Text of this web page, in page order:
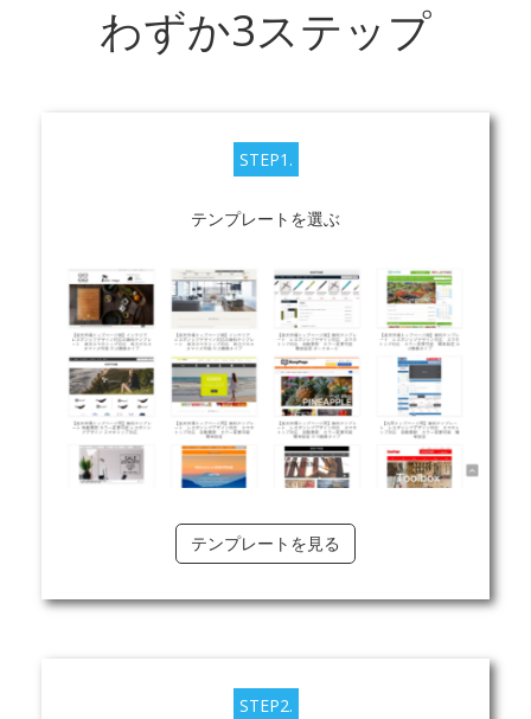
わずか3ステップ
STEP1.
テンプレートを選ぶ
テンプレートを見る
STEP2.